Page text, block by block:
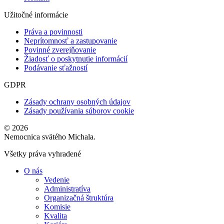
Užitočné informácie
Práva a povinnosti
Neprítomnosť a zastupovanie
Povinné zverejňovanie
Žiadosť o poskytnutie informácií
Podávanie sťažností
GDPR
Zásady ochrany osobných údajov
Zásady používania súborov cookie
© 2026
Nemocnica svätého Michala.
Všetky práva vyhradené
O nás
Vedenie
Administratíva
Organizačná štruktúra
Komisie
Kvalita